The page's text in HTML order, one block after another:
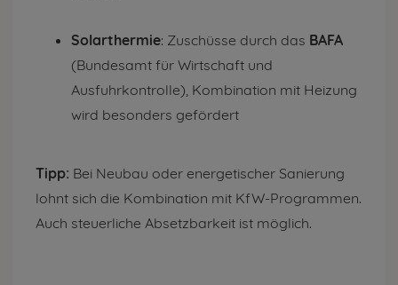
Solarthermie: Zuschüsse durch das BAFA
(Bundesamt für Wirtschaft und
Ausfuhrkontrolle), Kombination mit Heizung
wird besonders gefördert
Tipp: Bei Neubau oder energetischer Sanierung
lohnt sich die Kombination mit KfW-Programmen.
Auch steuerliche Absetzbarkeit ist möglich.